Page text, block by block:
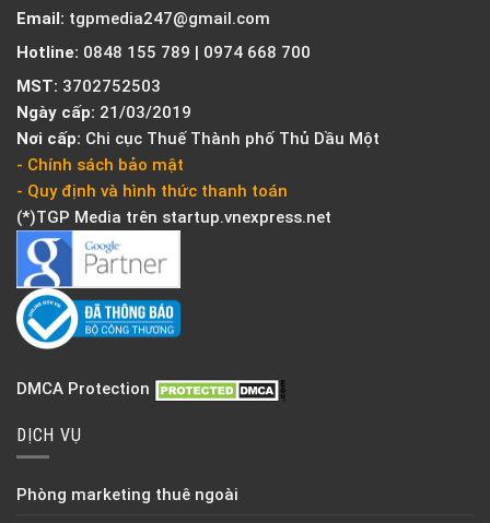
Email: tgpmedia247@gmail.com
Hotline: 0848 155 789 | 0974 668 700
MST: 3702752503
Ngày cấp: 21/03/2019
Nơi cấp: Chi cục Thuế Thành phố Thủ Dầu Một
- Chính sách bảo mật
- Quy định và hình thức thanh toán
(*)TGP Media trên startup.vnexpress.net
DMCA Protection
DỊCH VỤ
Phòng marketing thuê ngoài